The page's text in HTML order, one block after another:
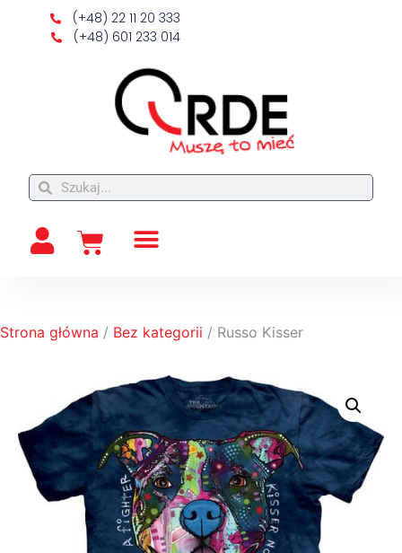
(+48) 22 11 20 333
(+48) 601 233 014
Strona główna / Bez kategorii / Russo Kisser